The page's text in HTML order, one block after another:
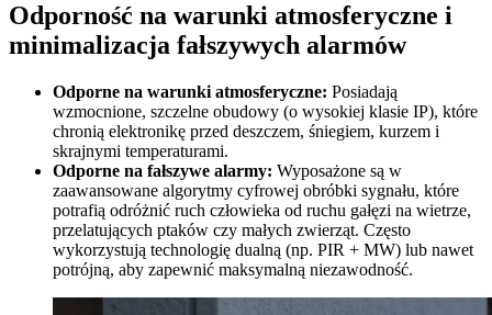
Odporność na warunki atmosferyczne i
minimalizacja fałszywych alarmów
Odporne na warunki atmosferyczne: Posiadają
wzmocnione, szczelne obudowy (o wysokiej klasie IP), które
chronią elektronikę przed deszczem, śniegiem, kurzem i
skrajnymi temperaturami.
Odporne na fałszywe alarmy: Wyposażone są w
zaawansowane algorytmy cyfrowej obróbki sygnału, które
potrafią odróżnić ruch człowieka od ruchu gałęzi na wietrze,
przelatujących ptaków czy małych zwierząt. Często
wykorzystują technologię dualną (np. PIR + MW) lub nawet
potrójną, aby zapewnić maksymalną niezawodność.